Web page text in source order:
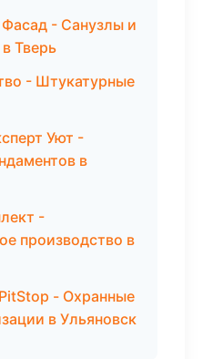
- Санузлы и
Тверь
- Штукатурные
Уют -
в
-
производство в
- Охранные
в Ульяновск